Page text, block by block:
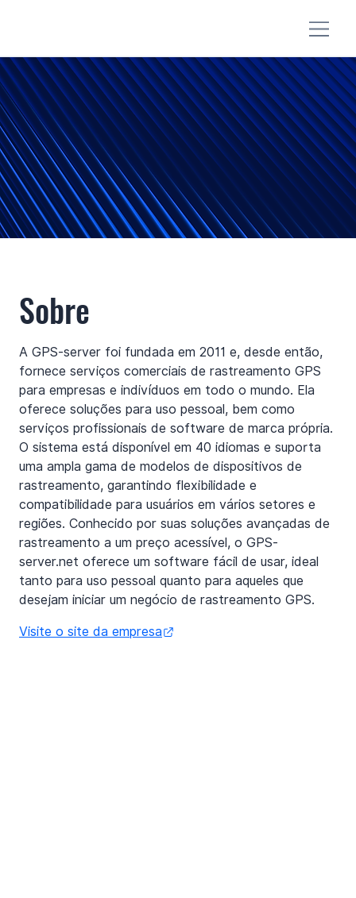
Sobre
A GPS-server foi fundada em 2011 e, desde então,
fornece serviços comerciais de rastreamento GPS
para empresas e indivíduos em todo o mundo. Ela
oferece soluções para uso pessoal, bem como
serviços profissionais de software de marca própria.
O sistema está disponível em 40 idiomas e suporta
uma ampla gama de modelos de dispositivos de
rastreamento, garantindo flexibilidade e
compatibilidade para usuários em vários setores e
regiões. Conhecido por suas soluções avançadas de
rastreamento a um preço acessível, o GPS-
server.net oferece um software fácil de usar, ideal
tanto para uso pessoal quanto para aqueles que
desejam iniciar um negócio de rastreamento GPS.
Visite o site da empresa